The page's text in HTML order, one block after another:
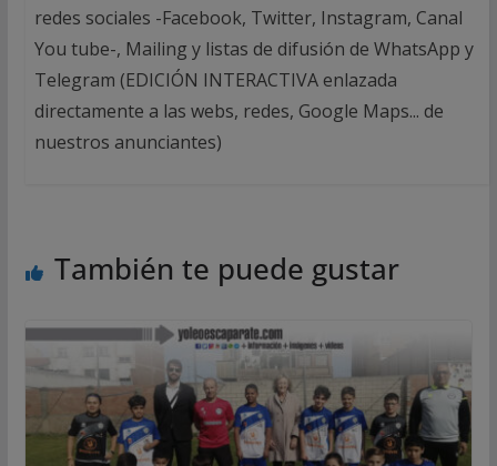
redes sociales -Facebook, Twitter, Instagram, Canal
You tube-, Mailing y listas de difusión de WhatsApp y
Telegram (EDICIÓN INTERACTIVA enlazada
directamente a las webs, redes, Google Maps... de
nuestros anunciantes)
También te puede gustar